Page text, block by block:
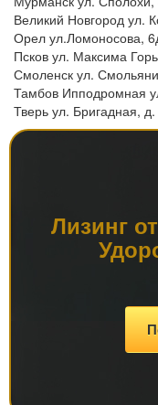
Великий Новгород ул.
Орел ул.Ломоносова,
Псков ул. Максима
Смоленск ул.
Тамбов Ипподромная
Тверь ул. Бригадная, д.
Лизинг